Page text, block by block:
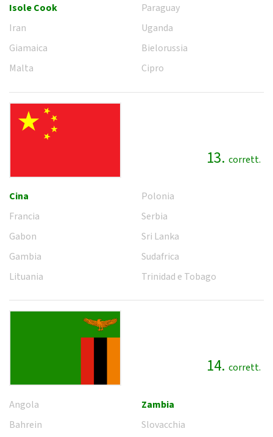
Isole Cook
Iran
Giamaica
Malta
Paraguay
Uganda
Bielorussia
Cipro
13. corrett.
Cina
Francia
Gabon
Gambia
Lituania
Polonia
Serbia
Sri Lanka
Sudafrica
Trinidad e Tobago
14. corrett.
Angola
Bahrein
Zambia
Slovacchia